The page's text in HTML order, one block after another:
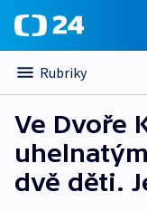
Rubriky
Ve Dvoře
dvě děti.